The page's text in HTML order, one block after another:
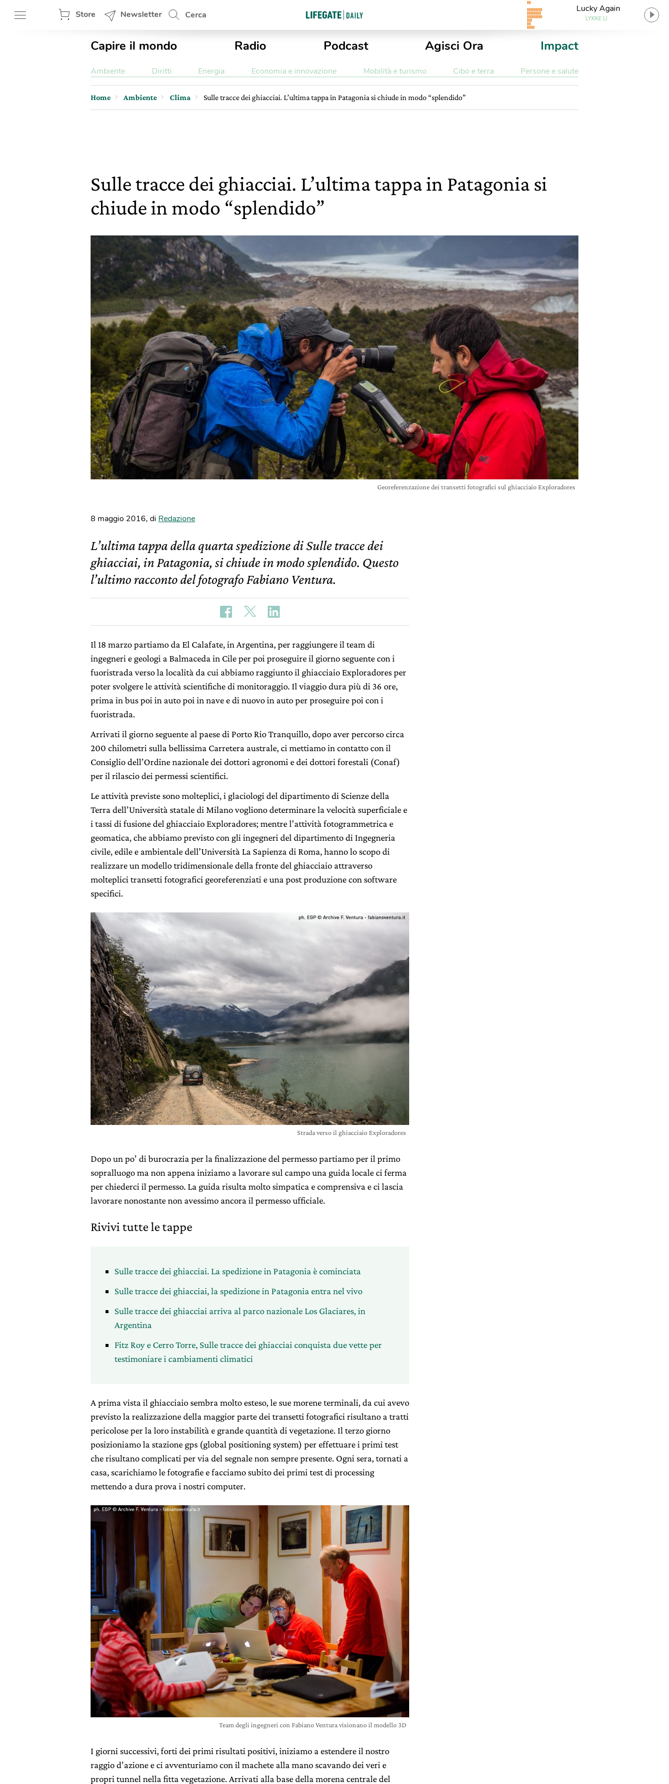
Store Newsletter Cerca
Lucky Again
LYKKE LI
Capire il mondo Radio Podcast Agisci Ora Impact
Ambiente Diritti Energia Economia e innovazione Mobilità e turismo Cibo e terra Persone e salute
Home Ambiente Clima Sulle tracce dei ghiacciai. L’ultima tappa in Patagonia si chiude in modo “splendido”
Sulle tracce dei ghiacciai. L’ultima tappa in Patagonia si
chiude in modo “splendido”
Georeferenzazione dei transetti fotografici sul ghiacciaio Exploradores
8 maggio 2016, di Redazione
L’ultima tappa della quarta spedizione di Sulle tracce dei
ghiacciai, in Patagonia, si chiude in modo splendido. Questo
l’ultimo racconto del fotografo Fabiano Ventura.
Il 18 marzo partiamo da El Calafate, in Argentina, per raggiungere il team di
ingegneri e geologi a Balmaceda in Cile per poi proseguire il giorno seguente con i
fuoristrada verso la località da cui abbiamo raggiunto il ghiacciaio Exploradores per
poter svolgere le attività scientifiche di monitoraggio. Il viaggio dura più di 36 ore,
prima in bus poi in auto poi in nave e di nuovo in auto per proseguire poi con i
fuoristrada.
Arrivati il giorno seguente al paese di Porto Rio Tranquillo, dopo aver percorso circa
200 chilometri sulla bellissima Carretera australe, ci mettiamo in contatto con il
Consiglio dell’Ordine nazionale dei dottori agronomi e dei dottori forestali (Conaf)
per il rilascio dei permessi scientifici.
Le attività previste sono molteplici, i glaciologi del dipartimento di Scienze della
Terra dell’Università statale di Milano vogliono determinare la velocità superficiale e
i tassi di fusione del ghiacciaio Exploradores; mentre l’attività fotogrammetrica e
geomatica, che abbiamo previsto con gli ingegneri del dipartimento di Ingegneria
civile, edile e ambientale dell’Università La Sapienza di Roma, hanno lo scopo di
realizzare un modello tridimensionale della fronte del ghiacciaio attraverso
molteplici transetti fotografici georeferenziati e una post produzione con software
specifici.
Strada verso il ghiacciaio Exploradores
Dopo un po’ di burocrazia per la finalizzazione del permesso partiamo per il primo
sopralluogo ma non appena iniziamo a lavorare sul campo una guida locale ci ferma
per chiederci il permesso. La guida risulta molto simpatica e comprensiva e ci lascia
lavorare nonostante non avessimo ancora il permesso ufficiale.
Rivivi tutte le tappe
Sulle tracce dei ghiacciai. La spedizione in Patagonia è cominciata
Sulle tracce dei ghiacciai, la spedizione in Patagonia entra nel vivo
Sulle tracce dei ghiacciai arriva al parco nazionale Los Glaciares, in
Argentina
Fitz Roy e Cerro Torre, Sulle tracce dei ghiacciai conquista due vette per
testimoniare i cambiamenti climatici
A prima vista il ghiacciaio sembra molto esteso, le sue morene terminali, da cui avevo
previsto la realizzazione della maggior parte dei transetti fotografici risultano a tratti
pericolose per la loro instabilità e grande quantità di vegetazione. Il terzo giorno
posizioniamo la stazione gps (global positioning system) per effettuare i primi test
che risultano complicati per via del segnale non sempre presente. Ogni sera, tornati a
casa, scarichiamo le fotografie e facciamo subito dei primi test di processing
mettendo a dura prova i nostri computer.
Team degli ingegneri con Fabiano Ventura visionano il modello 3D
I giorni successivi, forti dei primi risultati positivi, iniziamo a estendere il nostro
raggio d’azione e ci avventuriamo con il machete alla mano scavando dei veri e
propri tunnel nella fitta vegetazione. Arrivati alla base della morena centrale del